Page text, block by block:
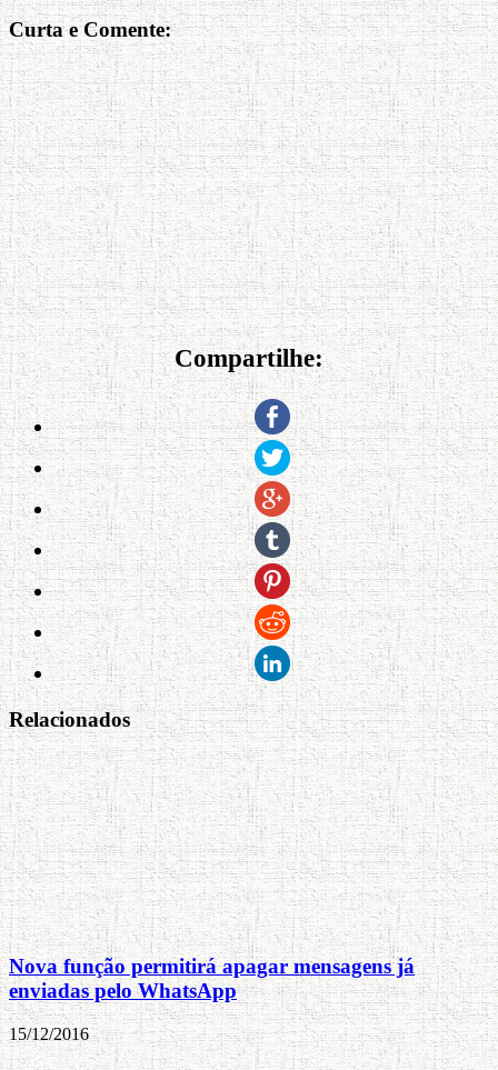
Curta e Comente:
Compartilhe:
Relacionados
Nova função permitirá apagar mensagens já
enviadas pelo WhatsApp
15/12/2016